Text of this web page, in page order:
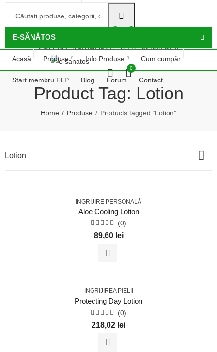
IONEL NECULAI DÂRJAN ID FBO: 400-000-245-058
0
E-SĂNĂTOS
Acasă Produse Info Produse Cum cumpăr
Start membru FLP Blog Forum Contact
Product Tag: Lotion
Home Produse Products tagged “Lotion”
Lotion
INGRIJIRE PERSONALĂ
Aloe Cooling Lotion
Evaluat
la
(0)
89,60 lei
INGRIJIREA PIELII
Protecting Day Lotion
Evaluat
la
(0)
218,02 lei